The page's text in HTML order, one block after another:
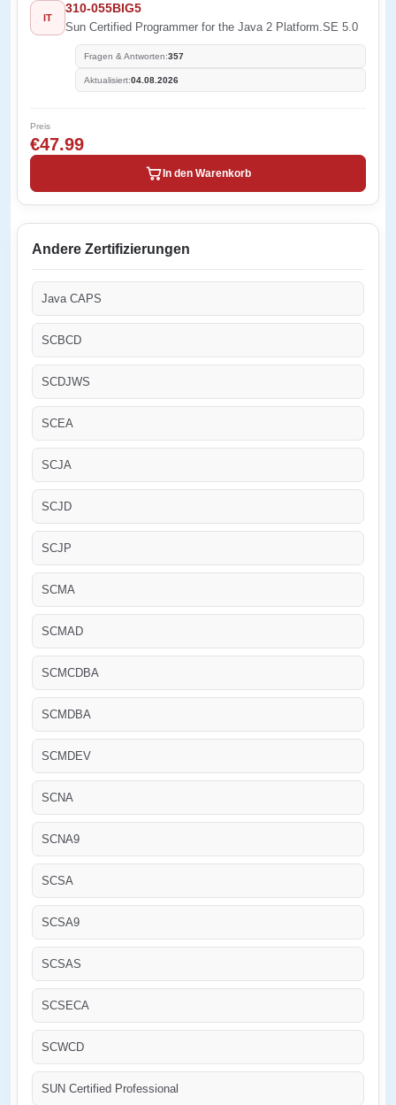
IT
310-055BIG5
Sun Certified Programmer for the Java 2 Platform.SE 5.0
Fragen & Antworten:357
Aktualisiert:04.08.2026
Preis
€47.99
In den Warenkorb
Andere Zertifizierungen
Java CAPS
SCBCD
SCDJWS
SCEA
SCJA
SCJD
SCJP
SCMA
SCMAD
SCMCDBA
SCMDBA
SCMDEV
SCNA
SCNA9
SCSA
SCSA9
SCSAS
SCSECA
SCWCD
SUN Certified Professional